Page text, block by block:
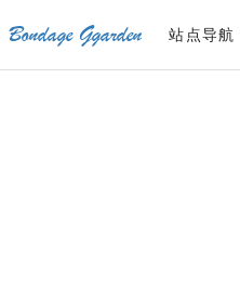
[点击联系客服] 网站永久防走失地址
Bondage Ggarden 站点导航
首页 / ab钙 /